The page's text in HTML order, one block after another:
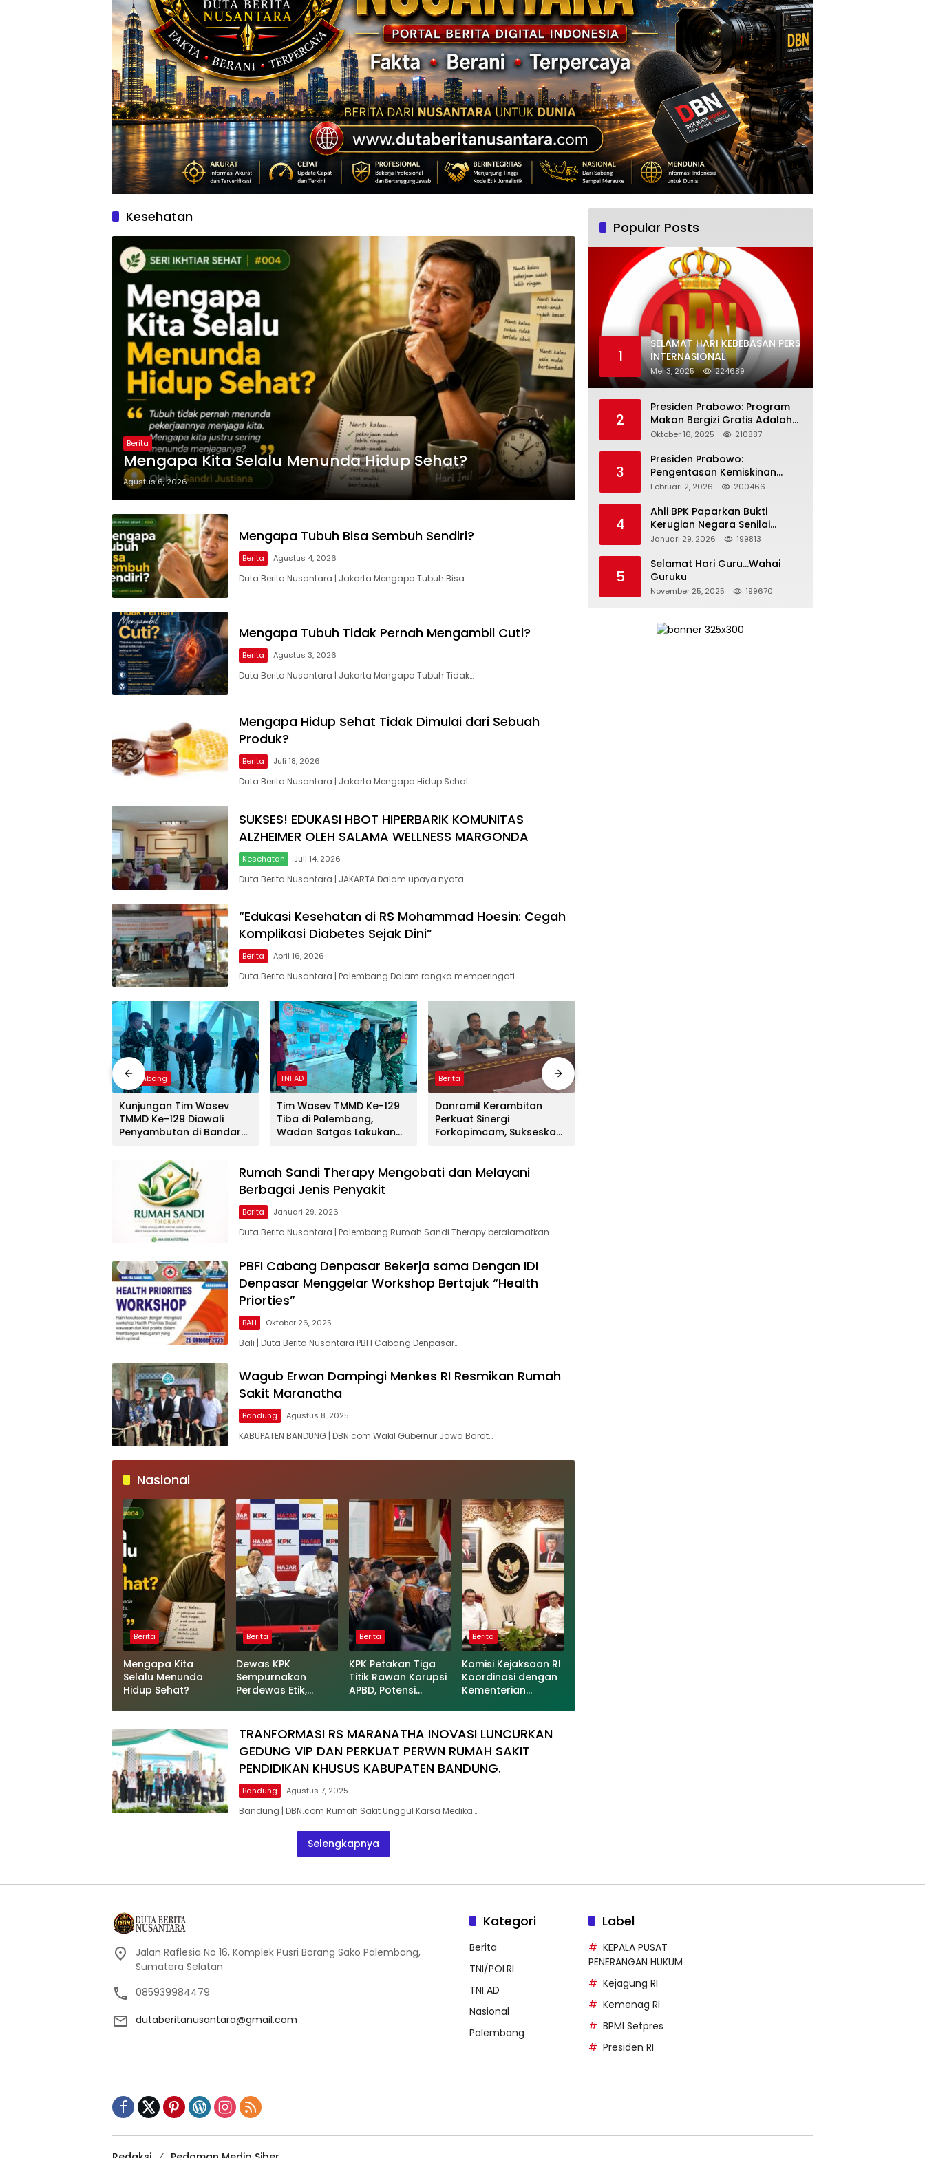
Kesehatan
Berita
Mengapa Kita Selalu Menunda Hidup Sehat?
Agustus 6, 2026
Mengapa Tubuh Bisa Sembuh Sendiri?
Berita Agustus 4, 2026
Duta Berita Nusantara | Jakarta Mengapa Tubuh Bisa…
Mengapa Tubuh Tidak Pernah Mengambil Cuti?
Berita Agustus 3, 2026
Duta Berita Nusantara | Jakarta Mengapa Tubuh Tidak…
Mengapa Hidup Sehat Tidak Dimulai dari Sebuah
Produk?
Berita Juli 18, 2026
Duta Berita Nusantara | Jakarta Mengapa Hidup Sehat…
SUKSES! EDUKASI HBOT HIPERBARIK KOMUNITAS
ALZHEIMER OLEH SALAMA WELLNESS MARGONDA
Kesehatan Juli 14, 2026
Duta Berita Nusantara | JAKARTA Dalam upaya nyata…
“Edukasi Kesehatan di RS Mohammad Hoesin: Cegah
Komplikasi Diabetes Sejak Dini”
Berita April 16, 2026
Duta Berita Nusantara | Palembang Dalam rangka memperingati…
Palembang
Kunjungan Tim Wasev
TMMD Ke-129 Diawali
Penyambutan di Bandara
TNI AD
Tim Wasev TMMD Ke-129
Tiba di Palembang,
Wadan Satgas Lakukan
Berita
Danramil Kerambitan
Perkuat Sinergi
Forkopimcam, Sukseskan
Rumah Sandi Therapy Mengobati dan Melayani
Berbagai Jenis Penyakit
Berita Januari 29, 2026
Duta Berita Nusantara | Palembang Rumah Sandi Therapy beralamatkan…
PBFI Cabang Denpasar Bekerja sama Dengan IDI
Denpasar Menggelar Workshop Bertajuk “Health
Priorties”
BALI Oktober 26, 2025
Bali | Duta Berita Nusantara PBFI Cabang Denpasar…
Wagub Erwan Dampingi Menkes RI Resmikan Rumah
Sakit Maranatha
Bandung Agustus 8, 2025
KABUPATEN BANDUNG | DBN.com Wakil Gubernur Jawa Barat…
Nasional
Berita
Mengapa Kita
Selalu Menunda
Hidup Sehat?
Berita
Dewas KPK
Sempurnakan
Perdewas Etik,
bagi Pelanggar
Akan Diperberat
Berita
KPK Petakan Tiga
Titik Rawan Korupsi
APBD, Potensi
Rp2,37 Triliun
Berhasil Dimitigasi
Berita
Komisi Kejaksaan RI
Koordinasi dengan
Kementerian
Politik dan
Keamanan Terkait
Pengawasan
Penanganan
Perkara Dugaan
FA
TRANFORMASI RS MARANATHA INOVASI LUNCURKAN
GEDUNG VIP DAN PERKUAT PERWN RUMAH SAKIT
PENDIDIKAN KHUSUS KABUPATEN BANDUNG.
Bandung Agustus 7, 2025
Bandung | DBN.com Rumah Sakit Unggul Karsa Medika…
Selengkapnya
Popular Posts
1
SELAMAT HARI KEBEBASAN PERS
INTERNASIONAL
Mei 3, 2025 224689
2
Presiden Prabowo: Program
Makan Bergizi Gratis Adalah
Investasi untuk Masa Depan
Oktober 16, 2025 210887
3
Presiden Prabowo:
Pengentasan Kemiskinan
Butuh Persatuan dan
Bertanggung Jawab
Februari 2, 2026 200466
4
Ahli BPK Paparkan Bukti
Kerugian Negara Senilai
Rp285 Triliun dalam
Pertamina
Januari 29, 2026 199813
5
Selamat Hari Guru…Wahai
Guruku
November 25, 2025 199670
Jalan Raflesia No 16, Komplek Pusri Borang Sako Palembang,
Sumatera Selatan
085939984479
dutaberitanusantara@gmail.com
Kategori
Berita
TNI/POLRI
TNI AD
Nasional
Palembang
Label
KEPALA PUSAT
PENERANGAN HUKUM
Kejagung RI
Kemenag RI
BPMI Setpres
Presiden RI